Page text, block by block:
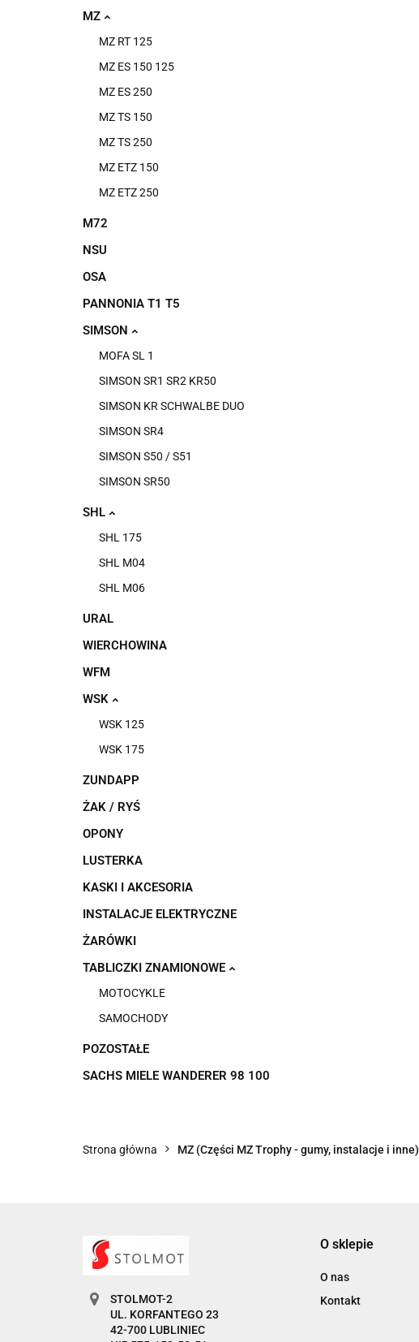
MZ
MZ RT 125
MZ ES 150 125
MZ ES 250
MZ TS 150
MZ TS 250
MZ ETZ 150
MZ ETZ 250
M72
NSU
OSA
PANNONIA T1 T5
SIMSON
MOFA SL 1
SIMSON SR1 SR2 KR50
SIMSON KR SCHWALBE DUO
SIMSON SR4
SIMSON S50 / S51
SIMSON SR50
SHL
SHL 175
SHL M04
SHL M06
URAL
WIERCHOWINA
WFM
WSK
WSK 125
WSK 175
ZUNDAPP
ŻAK / RYŚ
OPONY
LUSTERKA
KASKI I AKCESORIA
INSTALACJE ELEKTRYCZNE
ŻARÓWKI
TABLICZKI ZNAMIONOWE
MOTOCYKLE
SAMOCHODY
POZOSTAŁE
SACHS MIELE WANDERER 98 100
Strona główna MZ (Części MZ Trophy - gumy, instalacje i inne)
STOLMOT-2
UL. KORFANTEGO 23
42-700 LUBLINIEC
O sklepie
O nas
Kontakt